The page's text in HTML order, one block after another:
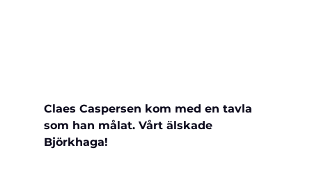
Claes Caspersen kom med en tavla
som han målat. Vårt älskade
Björkhaga!